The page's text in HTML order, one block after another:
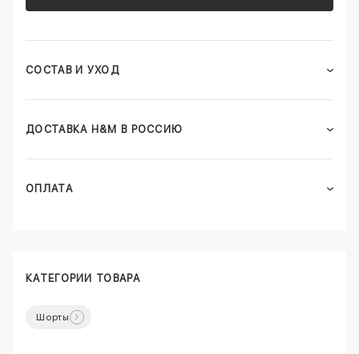
СОСТАВ И УХОД
ДОСТАВКА H&M В РОССИЮ
ОПЛАТА
КАТЕГОРИИ ТОВАРА
Шорты